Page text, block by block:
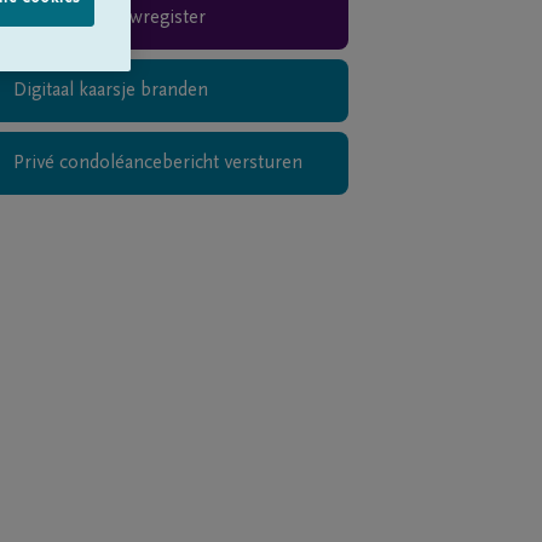
Rouwregister
Digitaal kaarsje branden
Privé condoléancebericht versturen